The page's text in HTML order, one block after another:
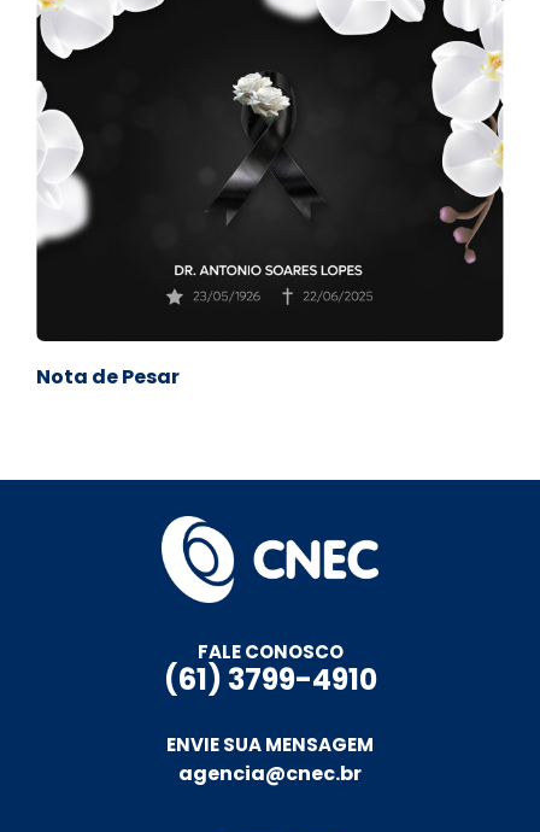
Nota de Pesar
FALE CONOSCO
(61) 3799-4910
ENVIE SUA MENSAGEM
agencia@cnec.br